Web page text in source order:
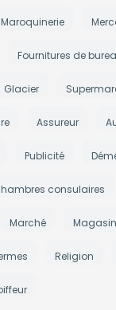
Maroquinerie
Fournitures de
Glacier
Assureur
Publicité
consulaires
Marché
Religion